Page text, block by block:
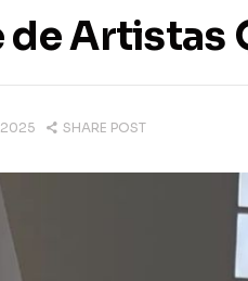
de Artistas
2025 SHARE POST